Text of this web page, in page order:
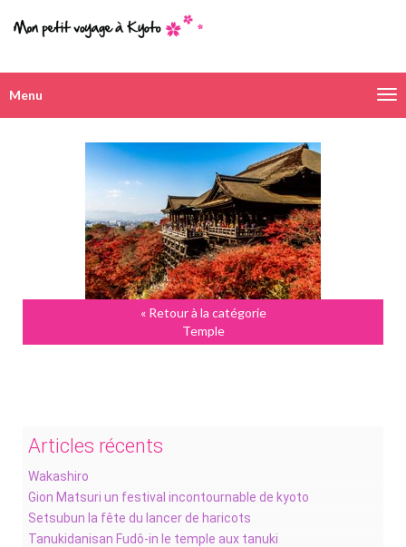
Menu
« Retour à la catégorie
Temple
Articles récents
Wakashiro
Gion Matsuri un festival incontournable de kyoto
Setsubun la fête du lancer de haricots
Tanukidanisan Fudô-in le temple aux tanuki